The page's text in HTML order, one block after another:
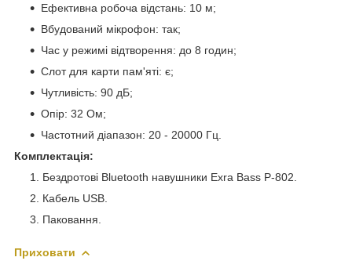
Ефективна робоча відстань: 10 м;
Вбудований мікрофон: так;
Час у режимі відтворення: до 8 годин;
Слот для карти пам'яті: є;
Чутливість: 90 дБ;
Опір: 32 Ом;
Частотний діапазон: 20 - 20000 Гц.
Комплектація:
Бездротові Bluetooth навушники Exra Bass P-802.
Кабель USB.
Паковання.
Приховати